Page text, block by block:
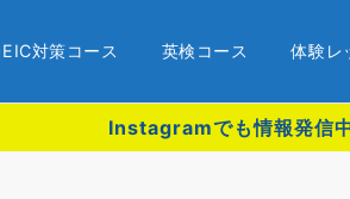
対策コース 英検コース 体験レ
Instagramでも情報発信